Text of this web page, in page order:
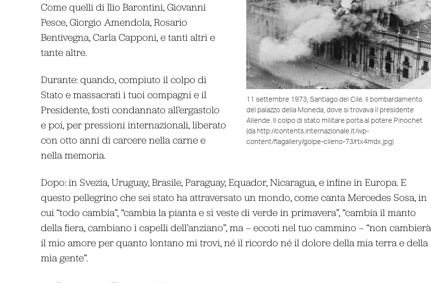
11 settembre 1973, Santiago del Cile. Il bombardamento
del palazzo della Moneda, dove si trovava il presidente
Allende. Il colpo di stato militare porta al potere Pinochet
(da http://contents.internazionale.it/wp-
content/flagallery/golpe-cileno-73/rtx4mdx.jpg)
Come quelli di Ilio Barontini, Giovanni
Pesce, Giorgio Amendola, Rosario
Bentivegna, Carla Capponi, e tanti altri e
tante altre.
Durante: quando, compiuto il colpo di
Stato e massacrati i tuoi compagni e il
Presidente, fosti condannato all’ergastolo
e poi, per pressioni internazionali, liberato
con otto anni di carcere nella carne e
nella memoria.
Dopo: in Svezia, Uruguay, Brasile, Paraguay, Equador, Nicaragua, e infine in Europa. E
questo pellegrino che sei stato ha attraversato un mondo, come canta Mercedes Sosa, in
cui “todo cambia”, “cambia la pianta e si veste di verde in primavera”, “cambia il manto
della fiera, cambiano i capelli dell’anziano”, ma – eccoti nel tuo cammino – “non cambierà
il mio amore per quanto lontano mi trovi, né il ricordo né il dolore della mia terra e della
mia gente”.